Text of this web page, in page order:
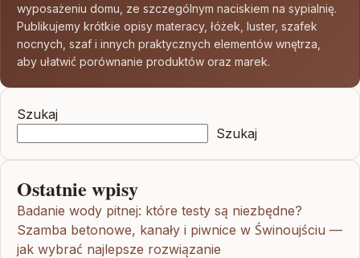
wyposażeniu domu, ze szczególnym naciskiem na sypialnię.
Publikujemy krótkie opisy materacy, łóżek, luster, szafek
nocnych, szaf i innych praktycznych elementów wnętrza,
aby ułatwić porównanie produktów oraz marek.
Szukaj
Szukaj
Ostatnie wpisy
Badanie wody pitnej: które testy są niezbędne?
Szamba betonowe, kanały i piwnice w Świnoujściu —
jak wybrać najlepsze rozwiązanie